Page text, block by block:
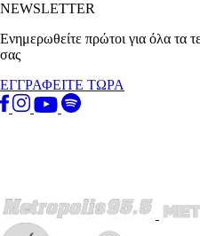
NEWSLETTER
Ενημερωθείτε πρώτοι για όλα τα
σας
ΕΓΓΡΑΦΕΙΤΕ ΤΩΡΑ